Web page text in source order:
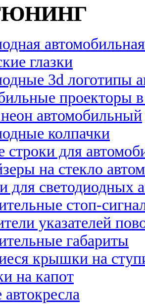
глазки
3d логотипы
проекторы
автомобильный
колпачки
строки для
на стекло
для светодиодных
стоп-
указателей
габариты
крышки на
на капот